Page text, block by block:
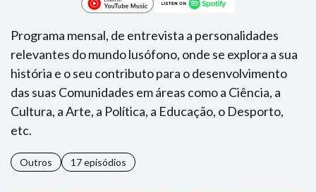
Programa mensal, de entrevista a personalidades
relevantes do mundo lusófono, onde se explora a sua
história e o seu contributo para o desenvolvimento
das suas Comunidades em áreas como a Ciência, a
Cultura, a Arte, a Política, a Educação, o Desporto,
etc.
Outros 17 episódios